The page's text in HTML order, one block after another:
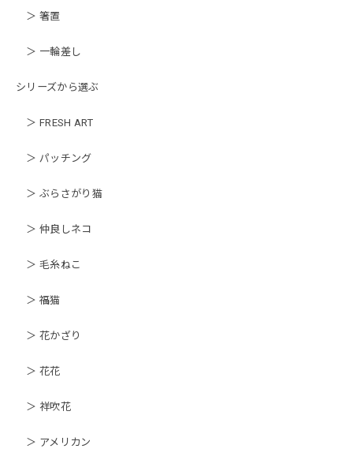
＞ 箸置
＞ 一輪差し
シリーズから選ぶ
＞ FRESH ART
＞ パッチング
＞ ぶらさがり猫
＞ 仲良しネコ
＞ 毛糸ねこ
＞ 福猫
＞ 花かざり
＞ 花花
＞ 祥吹花
＞ アメリカン